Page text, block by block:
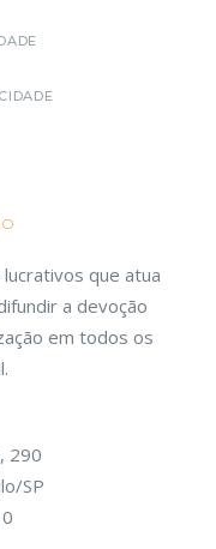
que atua
a devoção
em todos os
290
SP